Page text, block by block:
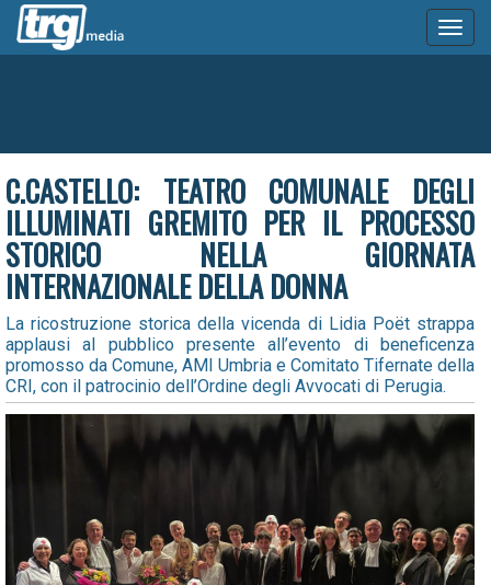
C.CASTELLO: TEATRO COMUNALE DEGLI
ILLUMINATI GREMITO PER IL PROCESSO
STORICO NELLA GIORNATA
INTERNAZIONALE DELLA DONNA
La ricostruzione storica della vicenda di Lidia Poët strappa
applausi al pubblico presente all’evento di beneficenza
promosso da Comune, AMI Umbria e Comitato Tifernate della
CRI, con il patrocinio dell’Ordine degli Avvocati di Perugia.